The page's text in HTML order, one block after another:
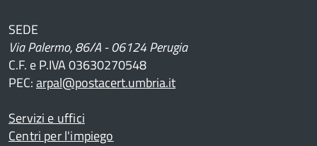
SEDE
Via Palermo, 86/A - 06124 Perugia
C.F. e P.IVA 03630270548
PEC:arpal@postacert.umbria.it
Servizi e uffici
Centri per l'impiego